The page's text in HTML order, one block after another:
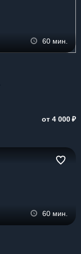
60 мин.
от 4 000₽
60 мин.